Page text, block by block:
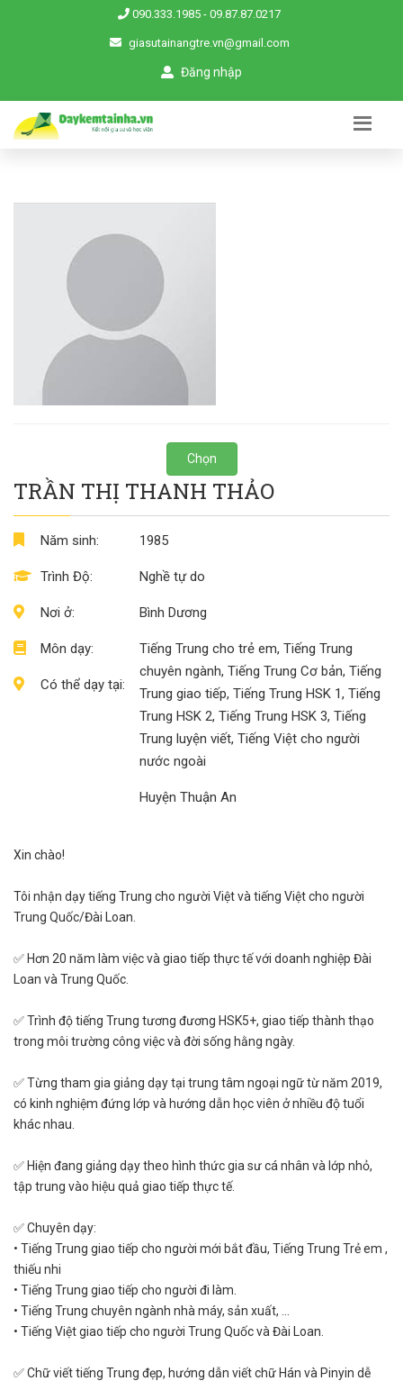
090.333.1985 - 09.87.87.0217
giasutainangtre.vn@gmail.com
Đăng nhập
Chọn
TRẦN THỊ THANH THẢO
Năm sinh:
Trình Độ:
Nơi ở:
Môn dạy:
Có thể dạy tại:
1985
Nghề tự do
Bình Dương
Tiếng Trung cho trẻ em, Tiếng Trung
chuyên ngành, Tiếng Trung Cơ bản, Tiếng
Trung giao tiếp, Tiếng Trung HSK 1, Tiếng
Trung HSK 2, Tiếng Trung HSK 3, Tiếng
Trung luyện viết, Tiếng Việt cho người
nước ngoài
Huyện Thuận An
Xin chào!
Tôi nhận dạy tiếng Trung cho người Việt và tiếng Việt cho người
Trung Quốc/Đài Loan.
✅ Hơn 20 năm làm việc và giao tiếp thực tế với doanh nghiệp Đài
Loan và Trung Quốc.
✅ Trình độ tiếng Trung tương đương HSK5+, giao tiếp thành thạo
trong môi trường công việc và đời sống hằng ngày.
✅ Từng tham gia giảng dạy tại trung tâm ngoại ngữ từ năm 2019,
có kinh nghiệm đứng lớp và hướng dẫn học viên ở nhiều độ tuổi
khác nhau.
✅ Hiện đang giảng dạy theo hình thức gia sư cá nhân và lớp nhỏ,
tập trung vào hiệu quả giao tiếp thực tế.
✅ Chuyên dạy:
• Tiếng Trung giao tiếp cho người mới bắt đầu, Tiếng Trung Trẻ em ,
thiếu nhi
• Tiếng Trung giao tiếp cho người đi làm.
• Tiếng Trung chuyên ngành nhà máy, sản xuất, ...
• Tiếng Việt giao tiếp cho người Trung Quốc và Đài Loan.
✅ Chữ viết tiếng Trung đẹp, hướng dẫn viết chữ Hán và Pinyin dễ